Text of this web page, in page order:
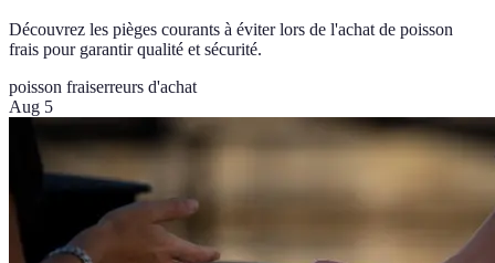
Découvrez les pièges courants à éviter lors de l'achat de poisson
frais pour garantir qualité et sécurité.
poisson fraiserreurs d'achat
Aug 5